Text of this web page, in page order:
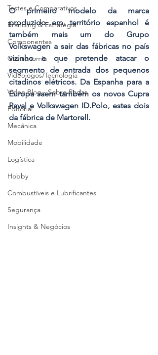
Testes e Comparativos
Branding & Estratégia
Componentes
Gastronomia
Videojogos/Tecnologia
Vídeo Blog - Sobre Rodas
Editorial
Mecânica
Mobilidade
Logística
Hobby
Combustíveis e Lubrificantes
Segurança
Insights & Negócios
O primeiro modelo da marca
produzido em território espanhol é
também mais um do Grupo
Volkswagen a sair das fábricas no país
vizinho e que pretende atacar o
segmento de entrada dos pequenos
citadinos elétricos. Da Espanha para a
Europa saem também os novos Cupra
Raval e Volkswagen ID.Polo, estes dois
da fábrica de Martorell.